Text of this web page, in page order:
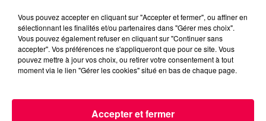
L'ASTROTOP DU MARDI 4
NOVEMBRE
Vous pouvez accepter en cliquant sur "Accepter et fermer", ou affiner en
sélectionnant les finalités et/ou partenaires dans "Gérer mes choix".
Vous pouvez également refuser en cliquant sur "Continuer sans
accepter". Vos préférences ne s'appliqueront que pour ce site. Vous
pouvez mettre à jour vos choix, ou retirer votre consentement à tout
moment via le lien "Gérer les cookies" situé en bas de chaque page.
Accepter et fermer